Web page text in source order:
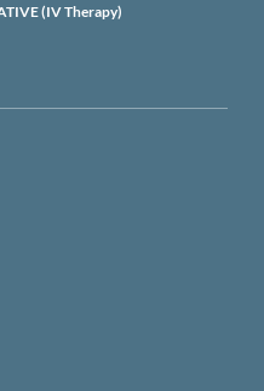
(IV Therapy)